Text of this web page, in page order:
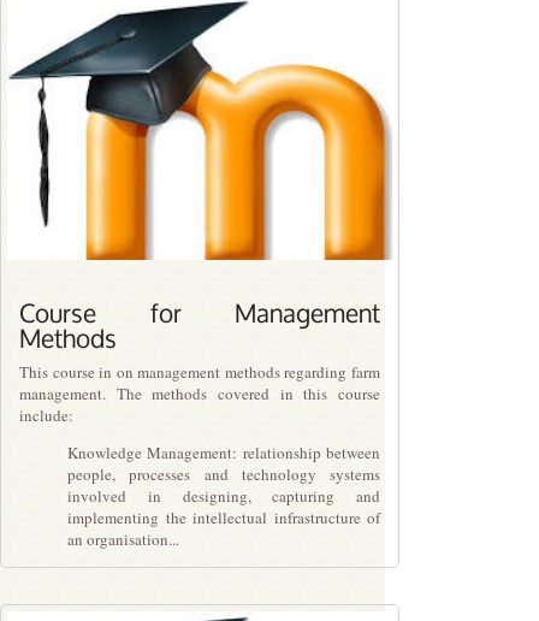
Course for Management
Methods
This course in on management methods regarding farm
management. The methods covered in this course
include:
Knowledge Management: relationship between
people, processes and technology systems
involved in designing, capturing and
implementing the intellectual infrastructure of
an organisation...